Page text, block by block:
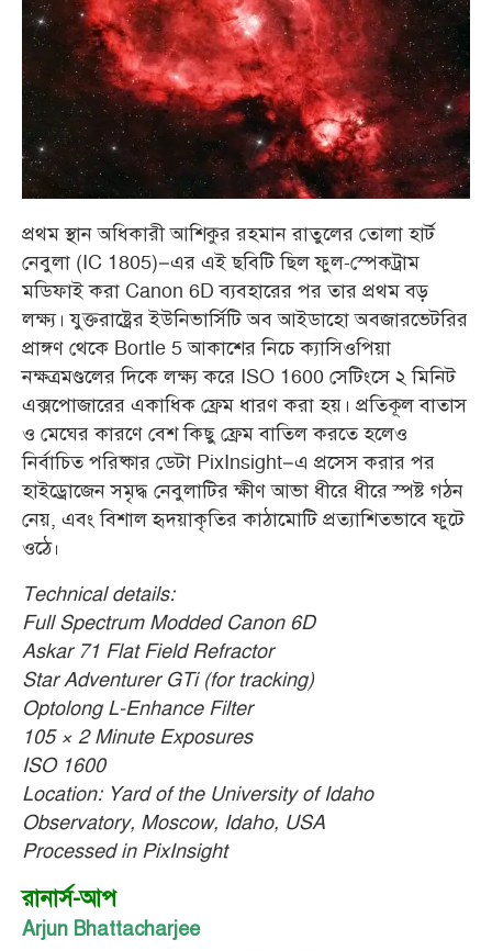
প্রথম স্থান অধিকারী আশিকুর রহমান রাতুলের তোলা হার্ট
নেবুলা (IC 1805)–এর এই ছবিটি ছিল ফুল-স্পেকট্রাম
মডিফাই করা Canon 6D ব্যবহারের পর তার প্রথম বড়
লক্ষ্য। যুক্তরাষ্ট্রের ইউনিভার্সিটি অব আইডাহো অবজারভেটরির
প্রাঙ্গণ থেকে Bortle 5 আকাশের নিচে ক্যাসিওপিয়া
নক্ষত্রমণ্ডলের দিকে লক্ষ্য করে ISO 1600 সেটিংসে ২ মিনিট
এক্সপোজারের একাধিক ফ্রেম ধারণ করা হয়। প্রতিকূল বাতাস
ও মেঘের কারণে বেশ কিছু ফ্রেম বাতিল করতে হলেও
নির্বাচিত পরিষ্কার ডেটা PixInsight–এ প্রসেস করার পর
হাইড্রোজেন সমৃদ্ধ নেবুলাটির ক্ষীণ আভা ধীরে ধীরে স্পষ্ট গঠন
নেয়, এবং বিশাল হৃদয়াকৃতির কাঠামোটি প্রত্যাশিতভাবে ফুটে
ওঠে।
Technical details:
Full Spectrum Modded Canon 6D
Askar 71 Flat Field Refractor
Star Adventurer GTi (for tracking)
Optolong L-Enhance Filter
105 × 2 Minute Exposures
ISO 1600
Location: Yard of the University of Idaho
Observatory, Moscow, Idaho, USA
Processed in PixInsight
রানার্স-আপ
Arjun Bhattacharjee